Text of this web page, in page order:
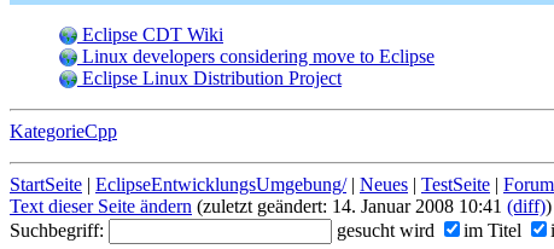
Eclipse CDT Wiki
Linux developers considering move to Eclipse
Eclipse Linux Distribution Project
KategorieCpp
StartSeite | EclipseEntwicklungsUmgebung/| Neues | TestSeite |
Text dieser Seite ändern (zuletzt geändert: 14. Januar 2008 10:41 (diff))
Suchbegriff:
gesucht wird im Titel